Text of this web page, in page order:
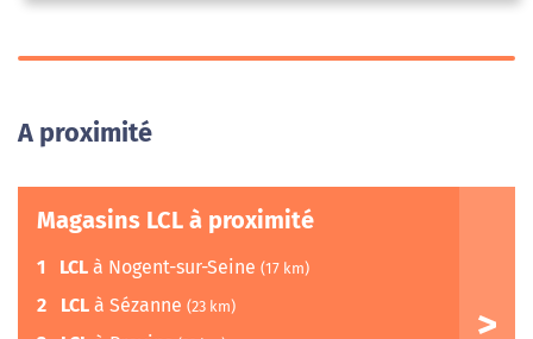
A proximité
Magasins LCL à proximité
1 LCL à Nogent-sur-Seine (17 km)
2 LCL à Sézanne (23 km)